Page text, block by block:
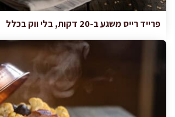
פרייד רייס משגע ב-20 דקות, בלי ווק בכלל